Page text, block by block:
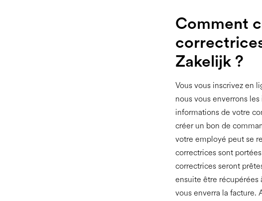
Comment
Zakelijk ?
Vous vous inscrivez en
nous vous enverrons
informations de votre
créer un bon de
votre employé peut se
correctrices sont
correctrices seront
ensuite être récupérées
vous enverra la facture.